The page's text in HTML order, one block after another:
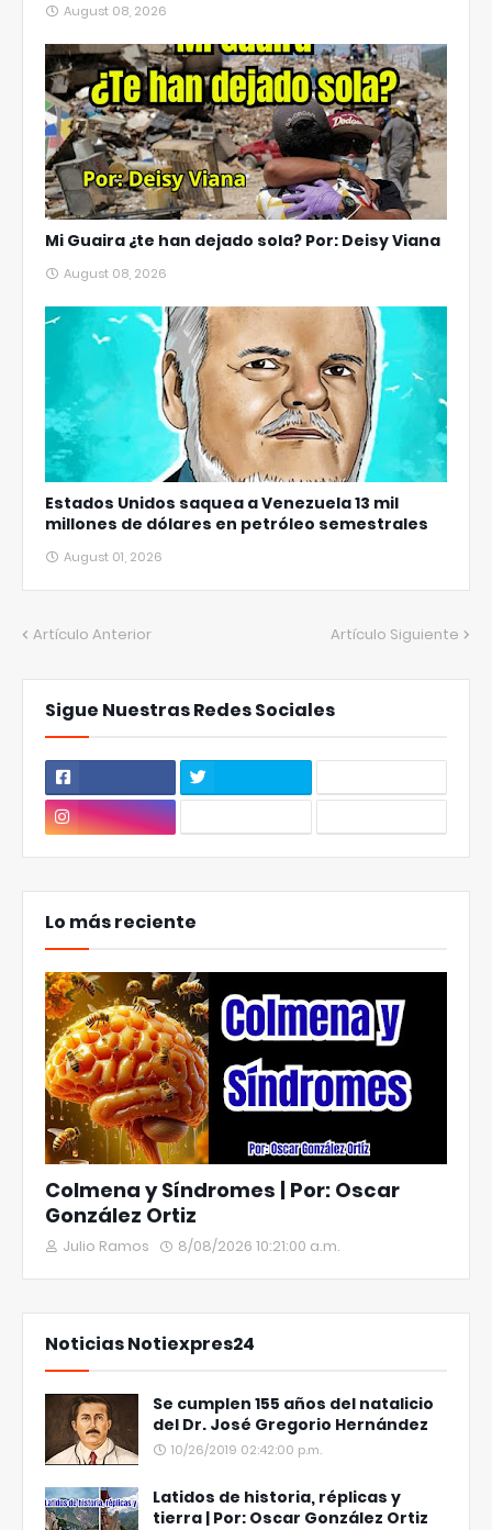
August 08, 2026
Mi Guaira ¿te han dejado sola? Por: Deisy Viana
August 08, 2026
Estados Unidos saquea a Venezuela 13 mil
millones de dólares en petróleo semestrales
August 01, 2026
Artículo Anterior Artículo Siguiente
Sigue Nuestras Redes Sociales
Lo más reciente
Colmena y Síndromes | Por: Oscar
González Ortiz
Julio Ramos 8/08/2026 10:21:00 a.m.
Noticias Notiexpres24
Se cumplen 155 años del natalicio
del Dr. José Gregorio Hernández
10/26/2019 02:42:00 p.m.
Latidos de historia, réplicas y
tierra | Por: Oscar González Ortiz